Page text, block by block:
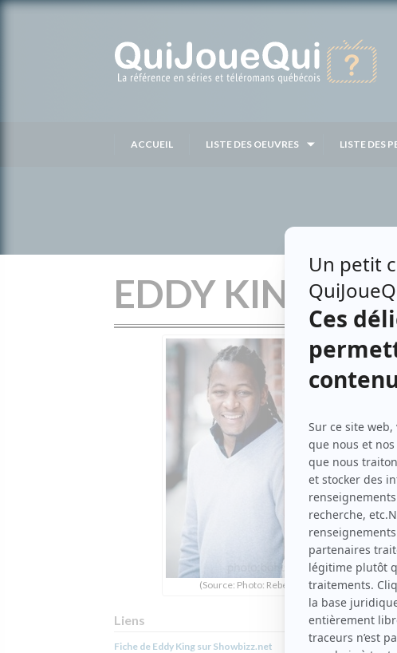
ACCUEIL LISTE DES OEUVRES LISTE DES
EDDY KING
(Source: Photo: Rebel)
Liens
Fiche de Eddy King sur Showbizz.net